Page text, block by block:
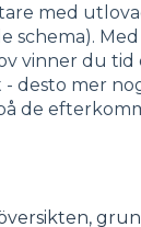
med
schema). Med
vinner du tid
desto mer
de